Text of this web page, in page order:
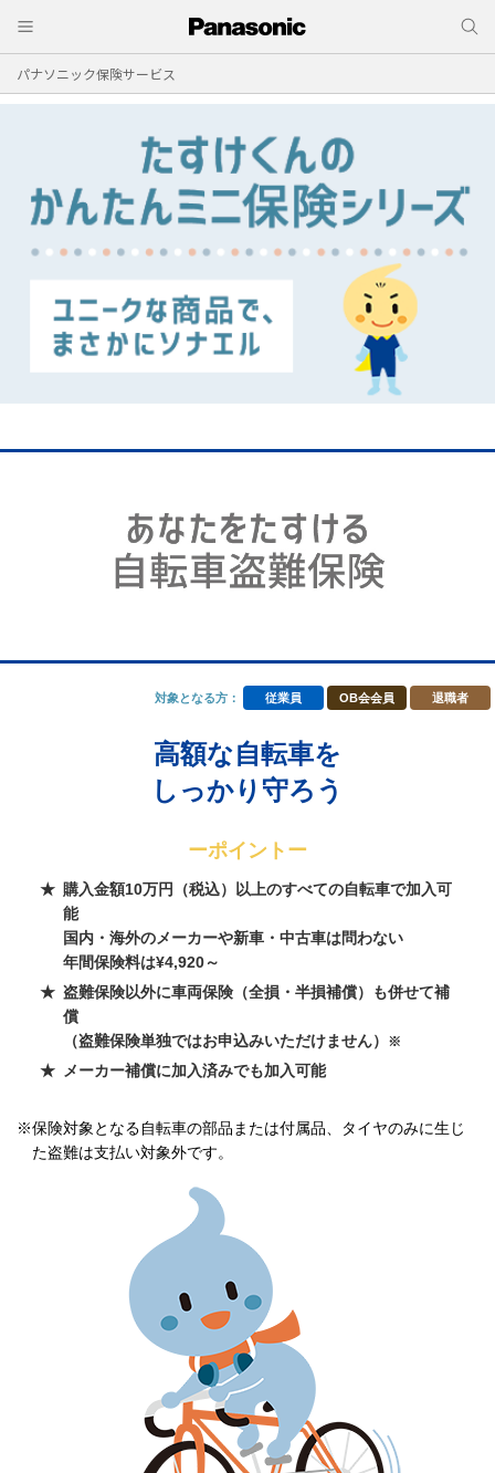
パナソニック保険サービス
対象となる方： 従業員 OB会会員 退職者
高額な自転車を
しっかり守ろう
ーポイントー
購入金額10万円（税込）以上のすべての自転車で加入可
能
国内・海外のメーカーや新車・中古車は問わない
年間保険料は¥4,920～
盗難保険以外に車両保険（全損・半損補償）も併せて補
償
（盗難保険単独ではお申込みいただけません）
※
メーカー補償に加入済みでも加入可能
※保険対象となる自転車の部品または付属品、タイヤのみに生じ
た盗難は支払い対象外です。